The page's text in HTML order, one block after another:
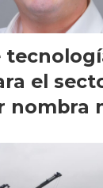
el
nombra